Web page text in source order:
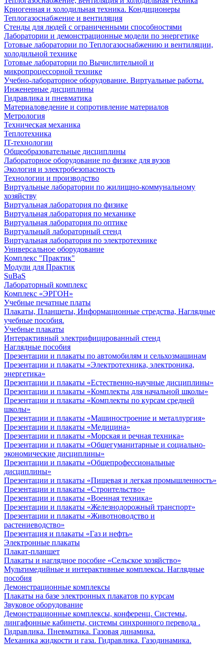
Криогенная и холодильная техника. Кондиционеры
Теплогазоснабжение и вентиляция
Стенды для людей с ограниченными способностями
Лаборатории и демонстрационные модели по энергетике
Готовые лаборатории по Теплогазоснабжению и вентиляции,
холодильной технике
Готовые лаборатории по Вычислительной и
микропроцессорной технике
Учебно-лабораторное оборудование. Виртуальные работы.
Инженерные дисциплины
Гидравлика и пневматика
Материаловедение и сопротивление материалов
Метрология
Техническая механика
Теплотехника
IT-технологии
Общеобразовательные дисциплины
Лабораторное оборудование по физике для вузов
Экология и электробезопасность
Технологии и производство
Виртуальные лаборатории по жилищно-коммунальному
хозяйству
Виртуальная лаборатория по физике
Виртуальная лаборатория по механике
Виртуальная лаборатория по оптике
Виртуальный лабораторный стенд
Виртуальная лаборатория по электротехнике
Универсальное оборудование
Комплекс "Практик"
Модули для Практик
SuBaS
Лабораторный комплекс
Комплекс «ЭРГОН»
Учебные печатные платы
Плакаты, Планшеты, Информационные стредства, Наглядные
учебные пособия.
Учебные плакаты
Интерактивный электрифицированный стенд
Наглядные пособия
Презентации и плакаты по автомобилям и сельхозмашинам
Презентации и плакаты «Электротехника, электроника,
энергетика»
Презентации и плакаты «Естественно-научные дисциплины»
Презентации и плакаты «Комплекты для начальной школы»
Презентации и плакаты «Комплекты по курсам средней
школы»
Презентации и плакаты «Машиностроение и металлургия»
Презентации и плакаты «Медицина»
Презентации и плакаты «Морская и речная техника»
Презентации и плакаты «Общегуманитарные и социально-
экономические дисциплины»
Презентации и плакаты «Общепрофессиональные
дисциплины»
Презентации и плакаты «Пищевая и легкая промышленность»
Презентации и плакаты «Строительство»
Презентации и плакаты «Военная техника»
Презентации и плакаты «Железнодорожный транспорт»
Презентации и плакаты «Животноводство и
растениеводство»
Презентация и плакаты «Газ и нефть»
Электронные плакаты
Плакат-планшет
Плакаты и наглядное пособие «Сельское хозяйство»
Мультимедийные и интерактивные комплексы. Наглядные
пособия
Демонстрационные комплексы
Плакаты на базе электронных плакатов по курсам
Звуковое оборудование
Демонстрационные комплексы, конференц. Системы,
лингафонные кабинеты, системы синхронного перевода .
Гидравлика. Пневматика. Газовая динамика.
Механика жидкости и газа. Гидравлика. Газодинамика.